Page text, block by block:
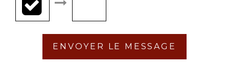
ENVOYER LE MESSAGE